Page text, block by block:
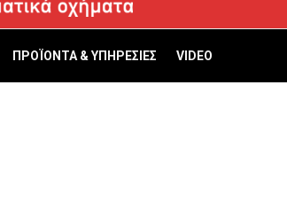
ΠΡΟΪΟΝΤΑ & ΥΠΗΡΕΣΙΕΣ VIDEO